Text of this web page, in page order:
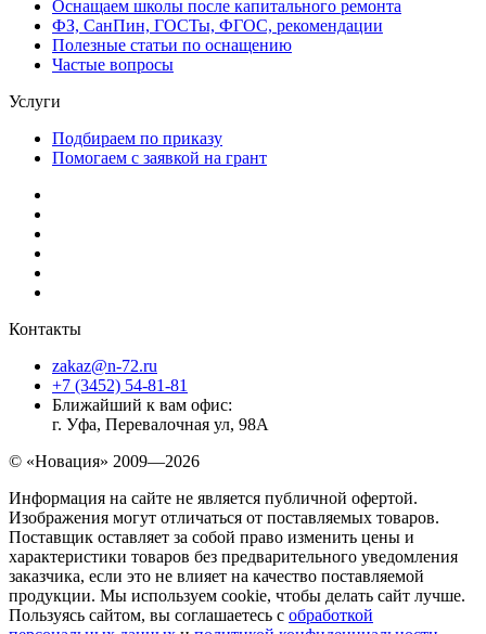
Оснащаем школы после капитального ремонта
ФЗ, СанПин, ГОСТы, ФГОС, рекомендации
Полезные статьи по оснащению
Частые вопросы
Услуги
Подбираем по приказу
Помогаем с заявкой на грант
Контакты
zakaz@n-72.ru
+7 (3452) 54-81-81
Ближайший к вам офис:
г. Уфа, Перевалочная ул, 98А
© «Новация» 2009—2026
Информация на сайте не является публичной офертой.
Изображения могут отличаться от поставляемых товаров.
Поставщик оставляет за собой право изменить цены и
характеристики товаров без предварительного уведомления
заказчика, если это не влияет на качество поставляемой
продукции. Мы используем cookie, чтобы делать сайт лучше.
Пользуясь сайтом, вы соглашаетесь с обработкой